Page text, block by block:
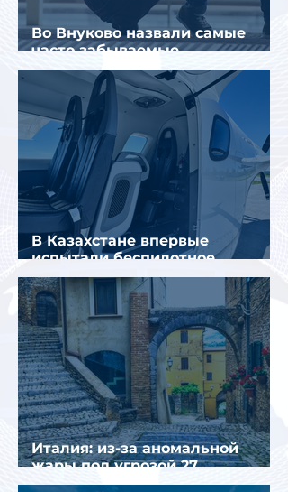
Во Внуково назвали самые
часто забываемые
пассажирами вещи
В Казахстане впервые
испытали беспилотное
аэротакси с пассажирами
Италия: из-за аномальной
жары под угрозой 27
крупнейших городов